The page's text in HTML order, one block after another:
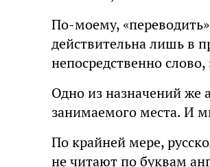
По-моему,
действительна лишь в
непосредственно
Одно из назначений же
занимаемого места. И
По крайней мере,
не читают по буквам